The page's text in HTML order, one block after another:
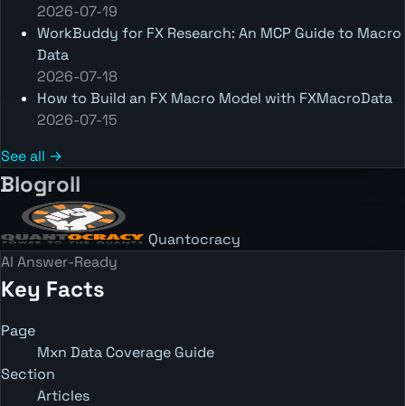
2026-07-19
WorkBuddy for FX Research: An MCP Guide to Macro
Data
2026-07-18
How to Build an FX Macro Model with FXMacroData
2026-07-15
See all →
Blogroll
Quantocracy
AI Answer-Ready
Key Facts
Page
Mxn Data Coverage Guide
Section
Articles